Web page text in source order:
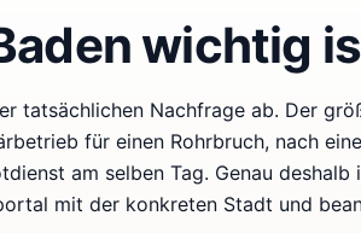
wichtig
tatsächlichen Nachfrage ab. Der
für einen Rohrbruch, nach
am selben Tag. Genau deshalb
mit der konkreten Stadt und